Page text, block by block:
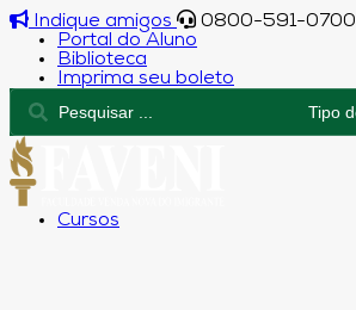
Indique amigos
0800-591-0700
Portal do Aluno
Biblioteca
Imprima seu boleto
Cursos